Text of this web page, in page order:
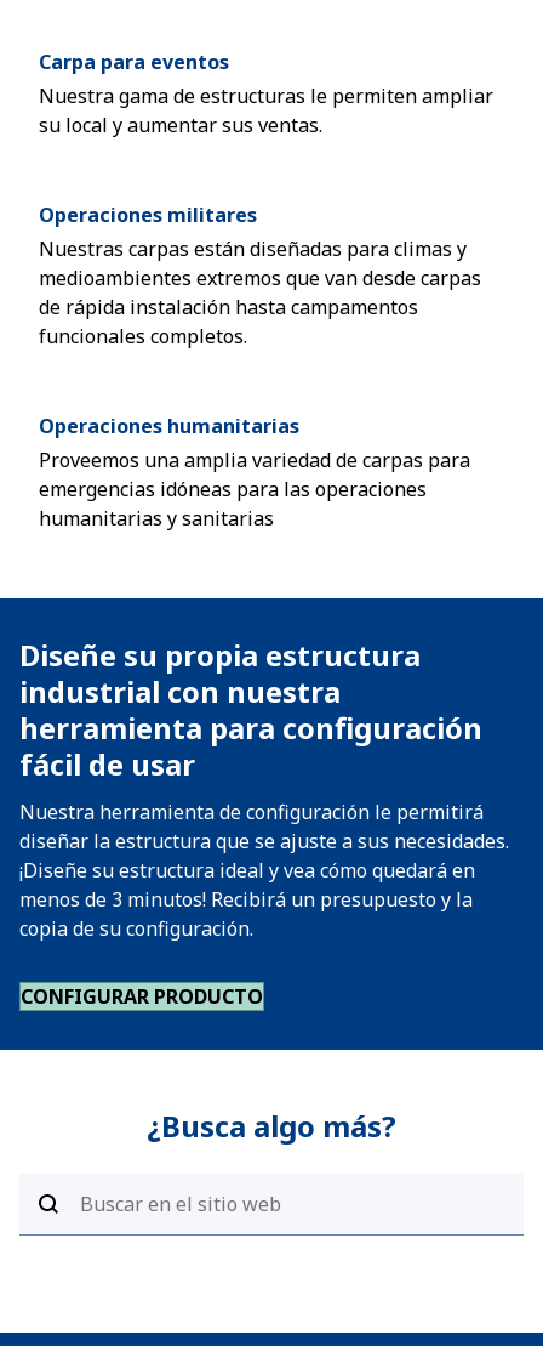
Carpa para eventos
Nuestra gama de estructuras le permiten ampliar
su local y aumentar sus ventas.
Operaciones militares
Nuestras carpas están diseñadas para climas y
medioambientes extremos que van desde carpas
de rápida instalación hasta campamentos
funcionales completos.
Operaciones humanitarias
Proveemos una amplia variedad de carpas para
emergencias idóneas para las operaciones
humanitarias y sanitarias
Diseñe su propia estructura
industrial con nuestra
herramienta para configuración
fácil de usar
Nuestra herramienta de configuración le permitirá
diseñar la estructura que se ajuste a sus necesidades.
¡Diseñe su estructura ideal y vea cómo quedará en
menos de 3 minutos! Recibirá un presupuesto y la
copia de su configuración.
CONFIGURAR PRODUCTO
¿Busca algo más?